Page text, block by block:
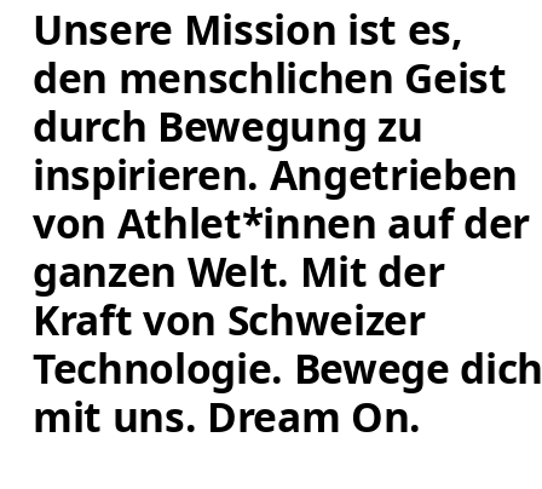
Unsere Mission ist es,
den menschlichen Geist
durch Bewegung zu
inspirieren. Angetrieben
von Athlet*innen auf der
ganzen Welt. Mit der
Kraft von Schweizer
Technologie. Bewege
mit uns. Dream On.